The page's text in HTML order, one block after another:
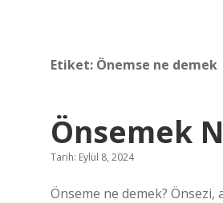
Etiket: Önemse ne demek
Önsemek
Tarih: Eylül 8, 2024
Önseme ne demek? Önsezi,